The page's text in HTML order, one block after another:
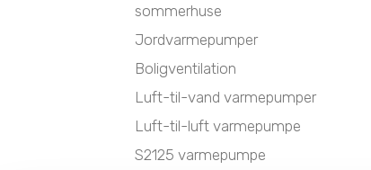
sommerhuse
Jordvarmepumper
Boligventilation
Luft-til-vand varmepumper
Luft-til-luft varmepumpe
S2125 varmepumpe